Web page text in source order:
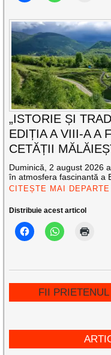
„ISTORIE ȘI
EDIȚIA A VIII-A A
CETĂȚII
Duminică, 2 august 2026
în atmosfera fascinantă a
CITEȘTE MAI DEPARTE
Distribuie acest articol
FII